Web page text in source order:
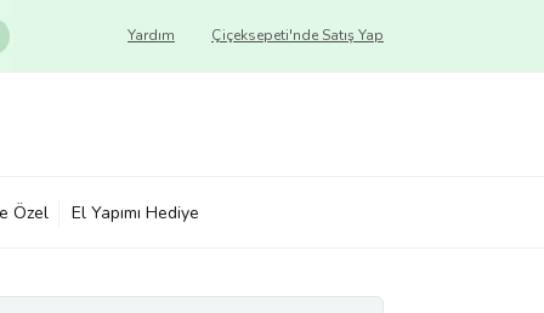
Çiçeksepeti'nde Satış Yap
Yardım
Özel El Yapımı Hediye